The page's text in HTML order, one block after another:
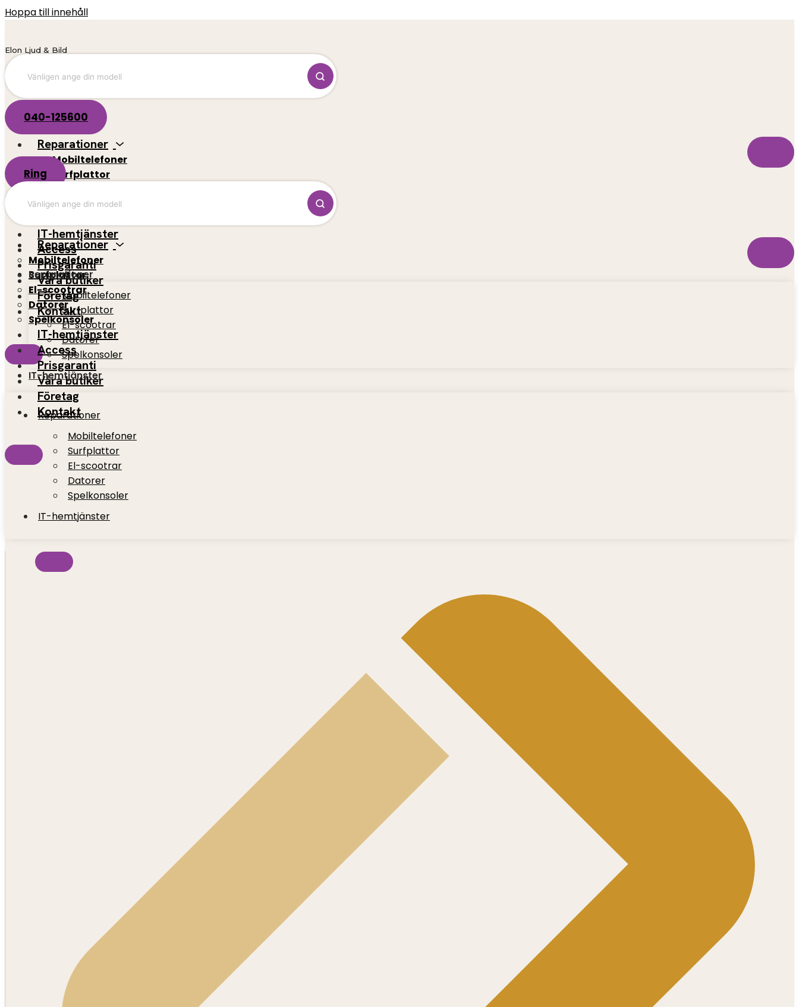
Hoppa till innehåll
Elon Ljud & Bild
040-125600
Reparationer
Mobiltelefoner
Surfplattor
Datorer
IT-hemtjänster
Access
Prisgaranti
Våra butiker
Företag
Kontakt
Ring
Reparationer
Mobiltelefoner
Surfplattor
El-scootrar
Datorer
Spelkonsoler
IT-hemtjänster
Access
Prisgaranti
Våra butiker
Företag
Kontakt
Reparationer
Mobiltelefoner
Surfplattor
El-scootrar
Datorer
Spelkonsoler
IT-hemtjänster
Reparationer
Mobiltelefoner
Surfplattor
El-scootrar
Datorer
Spelkonsoler
IT-hemtjänster